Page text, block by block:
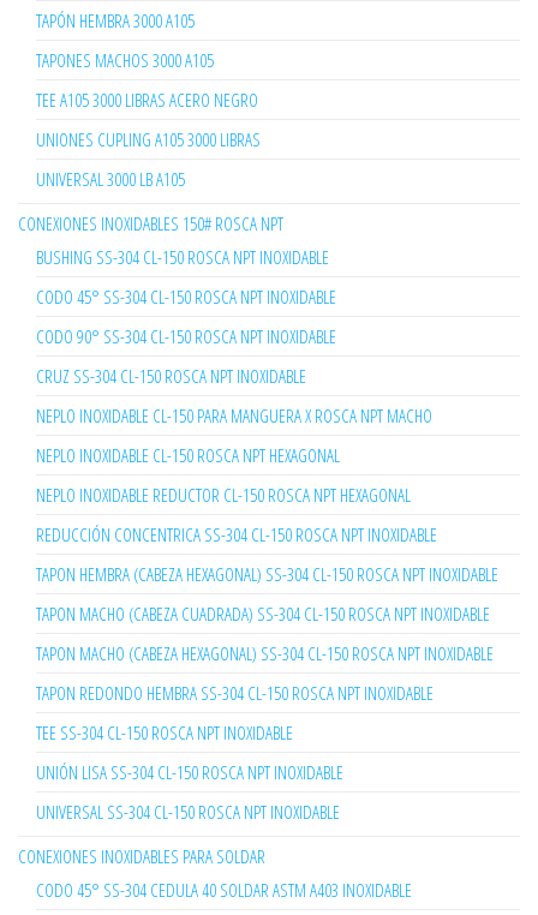
TAPÓN HEMBRA 3000 A105
TAPONES MACHOS 3000 A105
TEE A105 3000 LIBRAS ACERO NEGRO
UNIONES CUPLING A105 3000 LIBRAS
UNIVERSAL 3000 LB A105
CONEXIONES INOXIDABLES 150# ROSCA NPT
BUSHING SS-304 CL-150 ROSCA NPT INOXIDABLE
CODO 45° SS-304 CL-150 ROSCA NPT INOXIDABLE
CODO 90° SS-304 CL-150 ROSCA NPT INOXIDABLE
CRUZ SS-304 CL-150 ROSCA NPT INOXIDABLE
NEPLO INOXIDABLE CL-150 PARA MANGUERA X ROSCA NPT MACHO
NEPLO INOXIDABLE CL-150 ROSCA NPT HEXAGONAL
NEPLO INOXIDABLE REDUCTOR CL-150 ROSCA NPT HEXAGONAL
REDUCCIÓN CONCENTRICA SS-304 CL-150 ROSCA NPT INOXIDABLE
TAPON HEMBRA (CABEZA HEXAGONAL) SS-304 CL-150 ROSCA NPT INOXIDABLE
TAPON MACHO (CABEZA CUADRADA) SS-304 CL-150 ROSCA NPT INOXIDABLE
TAPON MACHO (CABEZA HEXAGONAL) SS-304 CL-150 ROSCA NPT INOXIDABLE
TAPON REDONDO HEMBRA SS-304 CL-150 ROSCA NPT INOXIDABLE
TEE SS-304 CL-150 ROSCA NPT INOXIDABLE
UNIÓN LISA SS-304 CL-150 ROSCA NPT INOXIDABLE
UNIVERSAL SS-304 CL-150 ROSCA NPT INOXIDABLE
CONEXIONES INOXIDABLES PARA SOLDAR
CODO 45° SS-304 CEDULA 40 SOLDAR ASTM A403 INOXIDABLE